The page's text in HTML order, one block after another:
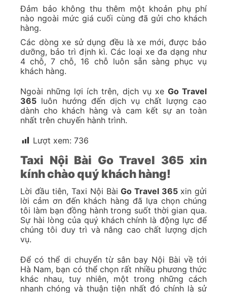
Đảm bảo không thu thêm một khoản phụ phí
nào ngoài mức giá cuối cùng đã gửi cho khách
hàng.
Các dòng xe sử dụng đều là xe mới, được bảo
dưỡng, bảo trì định kì. Các loại xe đa dạng như
4 chỗ, 7 chỗ, 16 chỗ luôn sẵn sàng phục vụ
khách hàng.
Ngoài những lợi ích trên, dịch vụ xe Go Travel
365 luôn hướng đến dịch vụ chất lượng cao
dành cho khách hàng và cam kết sự an toàn
nhất trên chuyến hành trình.
Lượt xem: 736
Taxi Nội Bài Go Travel 365 xin
kính chào quý khách hàng!
Lời đầu tiên, Taxi Nội BàiGo Travel 365 xin gửi
lời cảm ơn đến khách hàng đã lựa chọn chúng
tôi làm bạn đồng hành trong suốt thời gian qua.
Sự hài lòng của quý khách chính là động lực để
chúng tôi duy trì và nâng cao chất lượng dịch
vụ.
Để có thể di chuyển từ sân bay Nội Bài về tới
Hà Nam, bạn có thể chọn rất nhiều phương thức
khác nhau, tuy nhiên, một trong những cách
nhanh chóng và thuận tiện nhất đó chính là sử